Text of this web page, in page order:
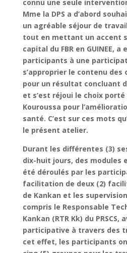
connu une seule
Mme la DPS a d’abord
un agréable séjour de
tout en mettant un accent
capital du FBR en GUINEE,
participants à une
s’approprier le contenu
pour un résultat concluant
et s’est réjoui le choix
Kouroussa pour
santé. C’est sur ces mots
le présent atelier.
Durant les différentes (3)
dix-huit jours, des modules
été déroulés par les
facilitation de deux (2)
de Kankan et les
compris le Responsable
Kankan (RTR Kk) du PRSCS,
participative à travers des
cet effet, les participants